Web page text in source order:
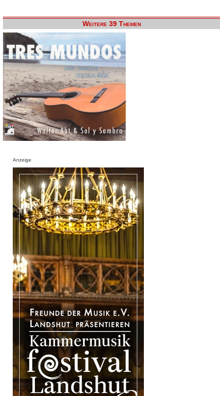
Weitere 39 Themen
Anzeige